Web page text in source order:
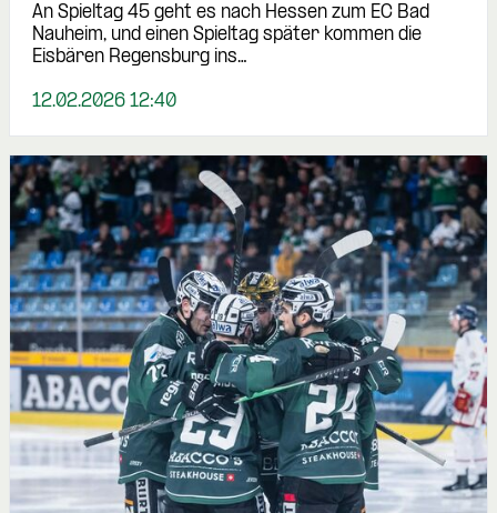
An Spieltag 45 geht es nach Hessen zum EC Bad
Nauheim, und einen Spieltag später kommen die
Eisbären Regensburg ins…
12.02.2026 12:40